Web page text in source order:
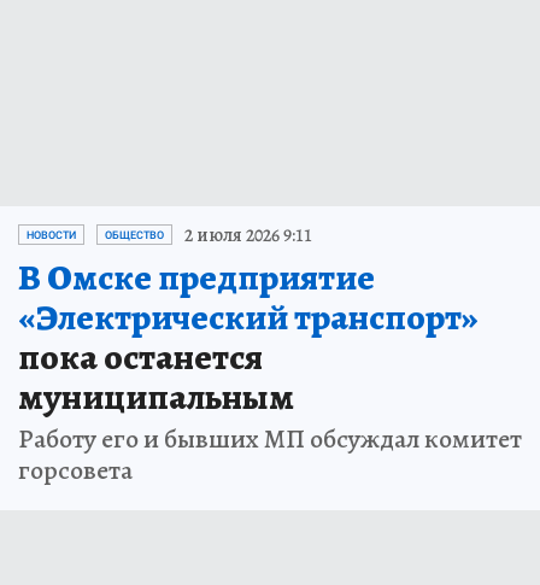
НОВОСТИ ОБЩЕСТВО 2 июля 2026 9:11
В Омске предприятие
«Электрический транспорт»
пока останется
муниципальным
Работу его и бывших МП обсуждал комитет
горсовета